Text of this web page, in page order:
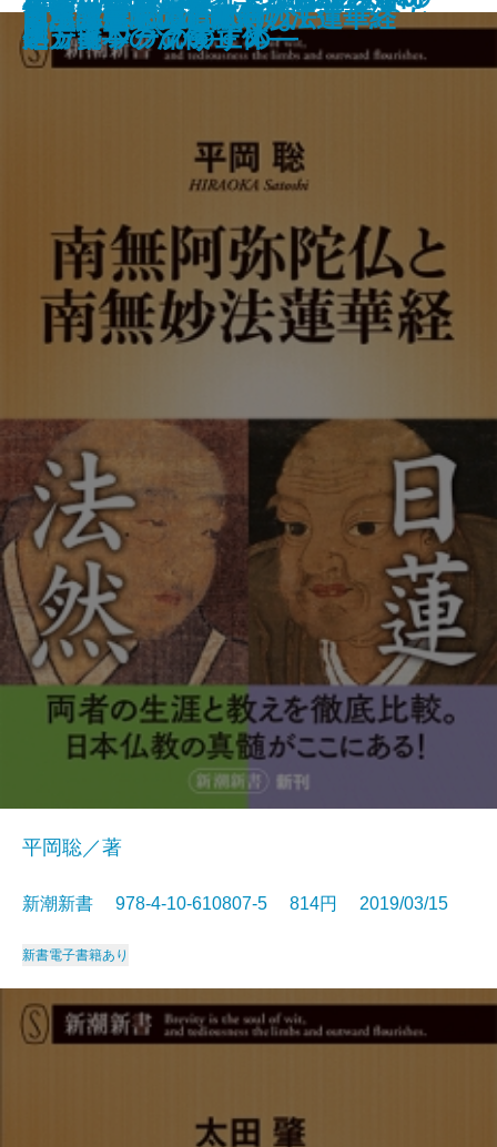
う視座―
皇室はなぜ世界で尊敬されるのか
生死の覚悟
する理由
パスタぎらい
誰の味方でもありません
総理の女
「場当たり的」が会社を潰す
天皇の憂鬱
岩盤規制―誰が成長を阻むのか―
南無阿弥陀仏と南無妙法蓮華経
平岡聡／著
新潮新書 978-4-10-610807-5 814円 2019/03/15
新書電子書籍あり
「承認欲求」の呪縛
国」日本の流儀―
ドラマへの遺言
日本共産党の正体
ケティングのすすめ―
ネットワークの正体―
昆虫は美味い！
もっと言ってはいけない
処方箋―